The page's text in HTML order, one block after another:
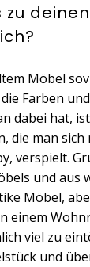
zu
Möbel
Farben
dabei hat,
die man sich
verspielt.
und aus
Möbel,
einem
viel zu
und